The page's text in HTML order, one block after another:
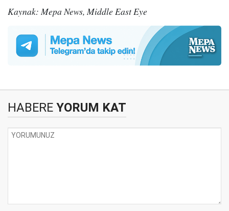
Kaynak: Mepa News, Middle East Eye
HABERE YORUM KAT